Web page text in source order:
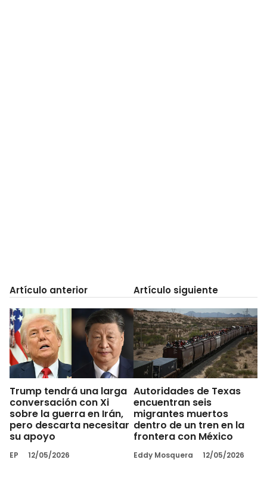
Artículo anterior
Trump tendrá una larga
conversación con Xi
sobre la guerra en Irán,
pero descarta necesitar
su apoyo
EP 12/05/2026
Artículo siguiente
Autoridades de Texas
encuentran seis
migrantes muertos
dentro de un tren en la
frontera con México
Eddy Mosquera 12/05/2026